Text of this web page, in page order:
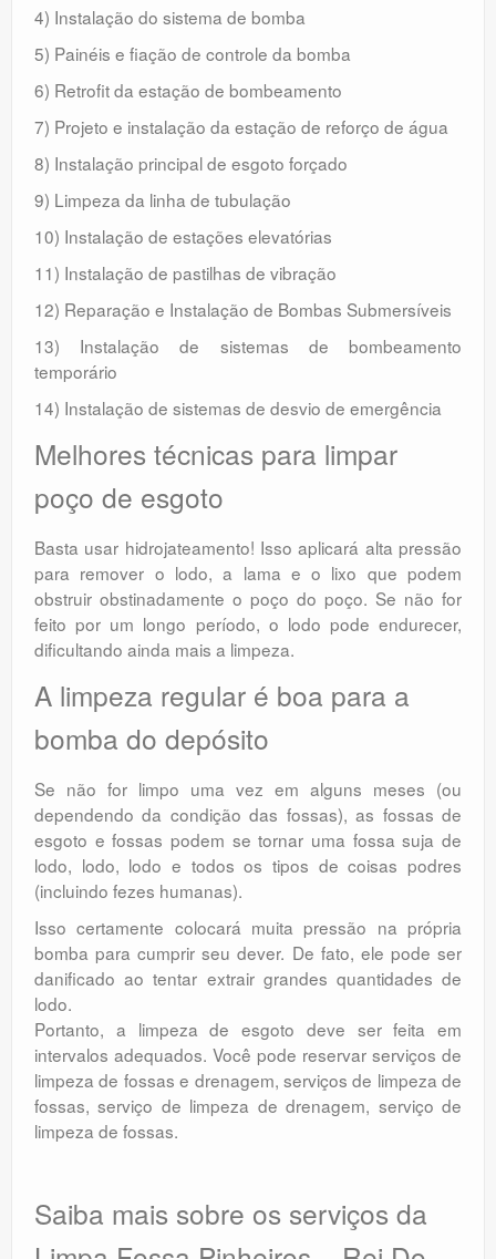
4) Instalação do sistema de bomba
5) Painéis e fiação de controle da bomba
6) Retrofit da estação de bombeamento
7) Projeto e instalação da estação de reforço de água
8) Instalação principal de esgoto forçado
9) Limpeza da linha de tubulação
10) Instalação de estações elevatórias
11) Instalação de pastilhas de vibração
12) Reparação e Instalação de Bombas Submersíveis
13) Instalação de sistemas de bombeamento
temporário
14) Instalação de sistemas de desvio de emergência
Melhores técnicas para limpar
poço de esgoto
Basta usar hidrojateamento! Isso aplicará alta pressão
para remover o lodo, a lama e o lixo que podem
obstruir obstinadamente o poço do poço. Se não for
feito por um longo período, o lodo pode endurecer,
dificultando ainda mais a limpeza.
A limpeza regular é boa para a
bomba do depósito
Se não for limpo uma vez em alguns meses (ou
dependendo da condição das fossas), as fossas de
esgoto e fossas podem se tornar uma fossa suja de
lodo, lodo, lodo e todos os tipos de coisas podres
(incluindo fezes humanas).
Isso certamente colocará muita pressão na própria
bomba para cumprir seu dever. De fato, ele pode ser
danificado ao tentar extrair grandes quantidades de
lodo.
Portanto, a limpeza de esgoto deve ser feita em
intervalos adequados. Você pode reservar serviços de
limpeza de fossas e drenagem, serviços de limpeza de
fossas, serviço de limpeza de drenagem, serviço de
limpeza de fossas.
Saiba mais sobre os serviços da